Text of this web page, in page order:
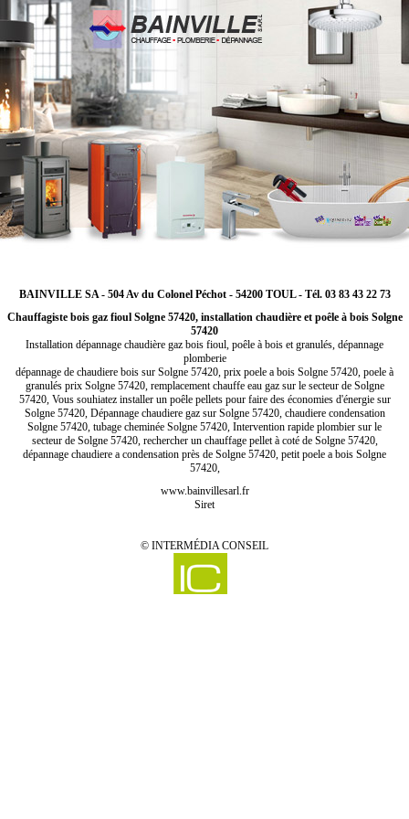
BAINVILLE SA - 504 Av du Colonel Péchot - 54200 TOUL - Tél. 03 83 43 22 73
Chauffagiste bois gaz fioul Solgne 57420, installation chaudière et poêle à bois Solgne
57420
Installation dépannage chaudière gaz bois fioul, poêle à bois et granulés, dépannage
plomberie
dépannage de chaudiere bois sur Solgne 57420, prix poele a bois Solgne 57420, poele à
granulés prix Solgne 57420, remplacement chauffe eau gaz sur le secteur de Solgne
57420, Vous souhiatez installer un poêle pellets pour faire des économies d'énergie sur
Solgne 57420, Dépannage chaudiere gaz sur Solgne 57420, chaudiere condensation
Solgne 57420, tubage cheminée Solgne 57420, Intervention rapide plombier sur le
secteur de Solgne 57420, rechercher un chauffage pellet à coté de Solgne 57420,
dépannage chaudiere a condensation près de Solgne 57420, petit poele a bois Solgne
57420,
www.bainvillesarl.fr
Siret
© INTERMÉDIA CONSEIL